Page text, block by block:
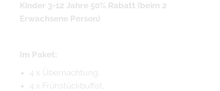
Kinder 3-12 Jahre 50% Rabatt (beim 2
Erwachsene Person)
Im Paket:
4 x Übernachtung,
4 x Frühstückbuffet,